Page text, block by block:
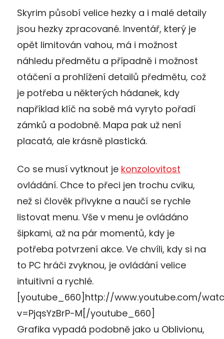
Skyrim působí velice hezky a i malé detaily
jsou hezky zpracované. Inventář, který je
opět limitován vahou, má i možnost
náhledu předmětu a případně i možnost
otáčení a prohlížení detailů předmětu, což
je potřeba u některých hádanek, kdy
například klíč na sobě má vyryto pořadí
zámků a podobně. Mapa pak už není
placatá, ale krásně plastická.
Co se musí vytknout je konzolovitost
ovládání. Chce to přeci jen trochu cviku,
než si člověk přivykne a naučí se rychle
listovat menu. Vše v menu je ovládáno
šipkami, až na pár momentů, kdy je
potřeba potvrzení akce. Ve chvíli, kdy si na
to PC hráči zvyknou, je ovládání velice
intuitivní a rychlé.
[youtube_660]http://www.youtube.com/
v=PjqsYzBrP-M[/youtube_660]
Grafika vypadá podobně jako u Oblivionu,